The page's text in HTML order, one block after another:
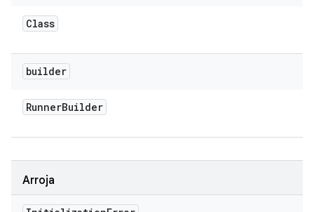
Class
builder
RunnerBuilder
Arroja